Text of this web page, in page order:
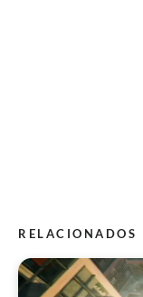
RELACIONADOS